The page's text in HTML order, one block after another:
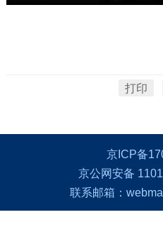
打印
京ICP备
京公网安备
联系邮箱：